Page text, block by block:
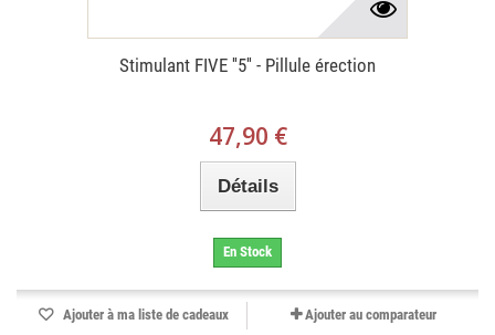
Stimulant FIVE ''5'' - Pillule érection
47,90 €
Détails
En Stock
Ajouter à ma liste de cadeaux Ajouter au comparateur